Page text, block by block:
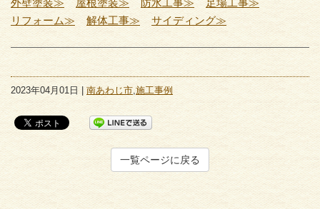
外壁塗装≫ 屋根塗装≫ 防水工事≫
足場工事≫
リフォーム≫
解体工事≫ サイディング≫
2023年04月01日 | 南あわじ市 施工事例
一覧ページに戻る